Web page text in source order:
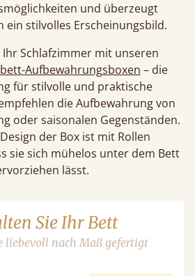
und überzeugt
ein stilvolles Erscheinungsbild.
Schlafzimmer mit unseren
Aufbewahrungsboxen – die
für stilvolle und praktische
die Aufbewahrung von
oder saisonalen Gegenständen.
der Box ist mit Rollen
sie sich mühelos unter dem Bett
lässt.
Sie Ihr Bett
liebevoll nach Maß gefertigt